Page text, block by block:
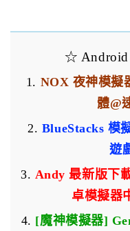
☆
1. NOX 夜神模擬
體@
2. BlueStacks 模
遊
3. Andy 最新版下
卓模擬器
4. [魔神模擬器]